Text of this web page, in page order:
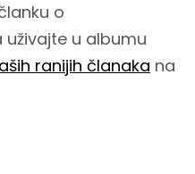
o
u albumu
ranijih članaka na